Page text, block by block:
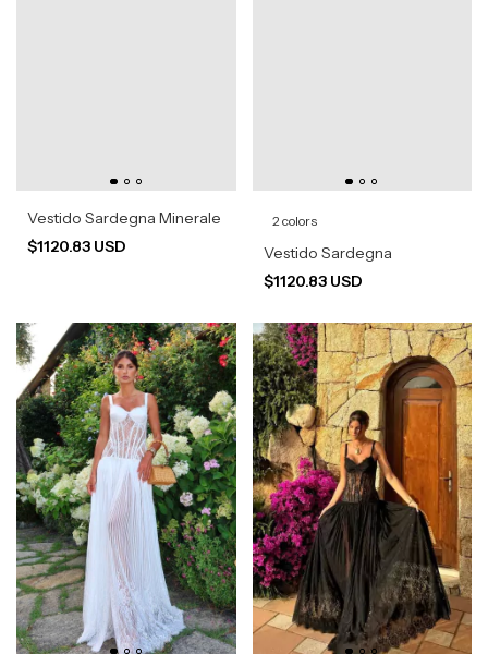
Vestido Sardegna Minerale
$1120.83 USD
2 colors
Vestido Sardegna
$1120.83 USD